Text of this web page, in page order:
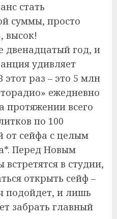
стать
суммы, просто
высок!
двенадцатый год, и
удивляет
раз – это 5 млн
ежедневно
протяжении всего
по 100
от сейфа с целым
Перед Новым
в студии,
открыть сейф –
подойдет, и лишь
забрать главный